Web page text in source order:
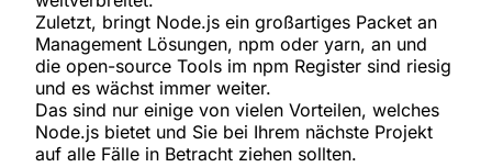
Zuletzt, bringt Node.js ein großartiges Packet an
Management Lösungen, npm oder yarn, an und
die open-source Tools im npm Register sind riesig
und es wächst immer weiter.
Das sind nur einige von vielen Vorteilen, welches
Node.js bietet und Sie bei Ihrem nächste Projekt
auf alle Fälle in Betracht ziehen sollten.